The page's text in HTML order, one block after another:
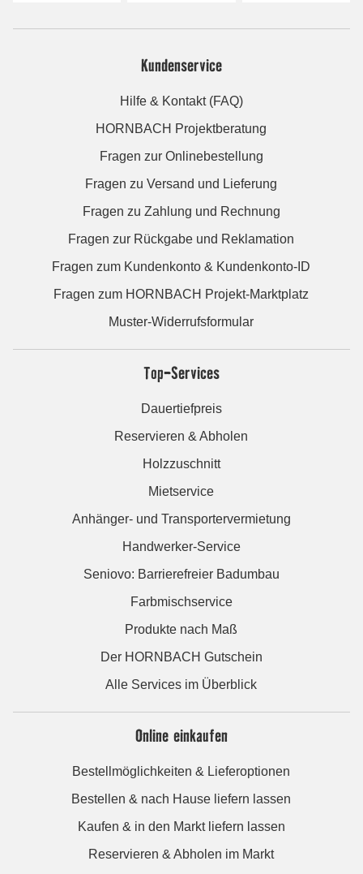
Kundenservice
Hilfe & Kontakt (FAQ)
HORNBACH Projektberatung
Fragen zur Onlinebestellung
Fragen zu Versand und Lieferung
Fragen zu Zahlung und Rechnung
Fragen zur Rückgabe und Reklamation
Fragen zum Kundenkonto & Kundenkonto-ID
Fragen zum HORNBACH Projekt-Marktplatz
Muster-Widerrufsformular
Top-Services
Dauertiefpreis
Reservieren & Abholen
Holzzuschnitt
Mietservice
Anhänger- und Transportervermietung
Handwerker-Service
Seniovo: Barrierefreier Badumbau
Farbmischservice
Produkte nach Maß
Der HORNBACH Gutschein
Alle Services im Überblick
Online einkaufen
Bestellmöglichkeiten & Lieferoptionen
Bestellen & nach Hause liefern lassen
Kaufen & in den Markt liefern lassen
Reservieren & Abholen im Markt